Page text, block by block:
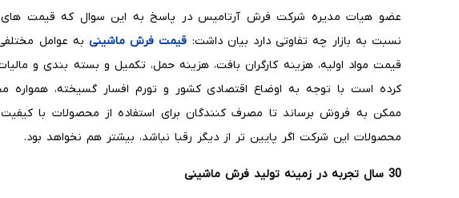
عضو هیات مدیره شرکت فرش آرتامیس در پاسخ به این سوال که قیمت
نسبت به بازار چه تفاوتی دارد بیان داشت: قیمت فرش ماشینیبه عوامل
قیمت مواد اولیه، هزینه کارگران بافت، هزینه حمل، تکمیل و بسته بندی و
کرده است با توجه به اوضاع اقتصادی کشور و تورم افسار گسیخته، همواره
ممکن به فروش برساند تا مصرف کنندگان برای استفاده از محصولات با
محصولات این شرکت اگر پایین تر از دیگر رقبا نباشد، بیشتر هم نخواهد بود.
30 سال تجربه در زمینه تولید فرش ماشینی